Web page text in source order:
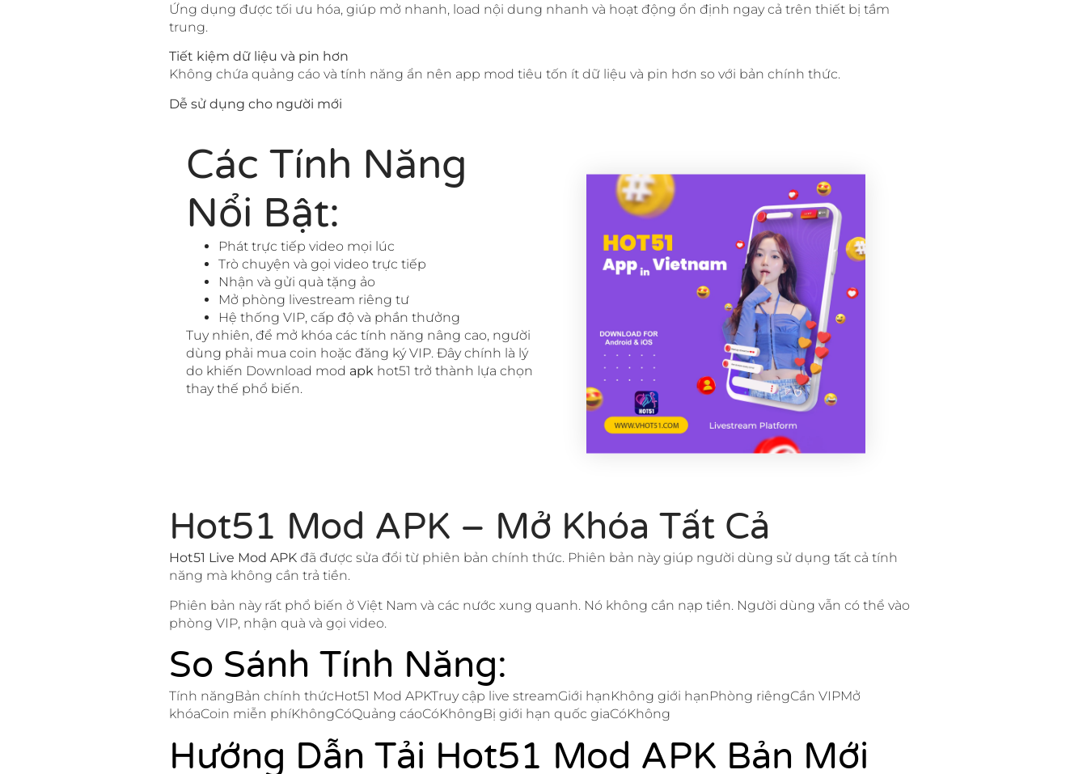
Ứng dụng được tối ưu hóa, giúp mở nhanh, load nội dung nhanh và hoạt động ổn định ngay cả trên thiết bị tầm
trung.
Tiết kiệm dữ liệu và pin hơn
Không chứa quảng cáo và tính năng ẩn nên app mod tiêu tốn ít dữ liệu và pin hơn so với bản chính thức.
Dễ sử dụng cho người mới
Các Tính Năng
Nổi Bật:
Phát trực tiếp video mọi lúc
Trò chuyện và gọi video trực tiếp
Nhận và gửi quà tặng ảo
Mở phòng livestream riêng tư
Hệ thống VIP, cấp độ và phần thưởng
Tuy nhiên, để mở khóa các tính năng nâng cao, người
dùng phải mua coin hoặc đăng ký VIP. Đây chính là lý
do khiến Download mod apk hot51 trở thành lựa chọn
thay thế phổ biến.
Hot51 Mod APK – Mở Khóa Tất Cả
Hot51 Live Mod APK đã được sửa đổi từ phiên bản chính thức. Phiên bản này giúp người dùng sử dụng tất cả tính
năng mà không cần trả tiền.
Phiên bản này rất phổ biến ở Việt Nam và các nước xung quanh. Nó không cần nạp tiền. Người dùng vẫn có thể vào
phòng VIP, nhận quà và gọi video.
So Sánh Tính Năng:
Tính năngBản chính thứcHot51 Mod APKTruy cập live streamGiới hạnKhông giới hạnPhòng riêngCần VIPMở
khóaCoin miễn phíKhôngCóQuảng cáoCóKhôngBị giới hạn quốc giaCóKhông
Hướng Dẫn Tải Hot51 Mod APK Bản Mới